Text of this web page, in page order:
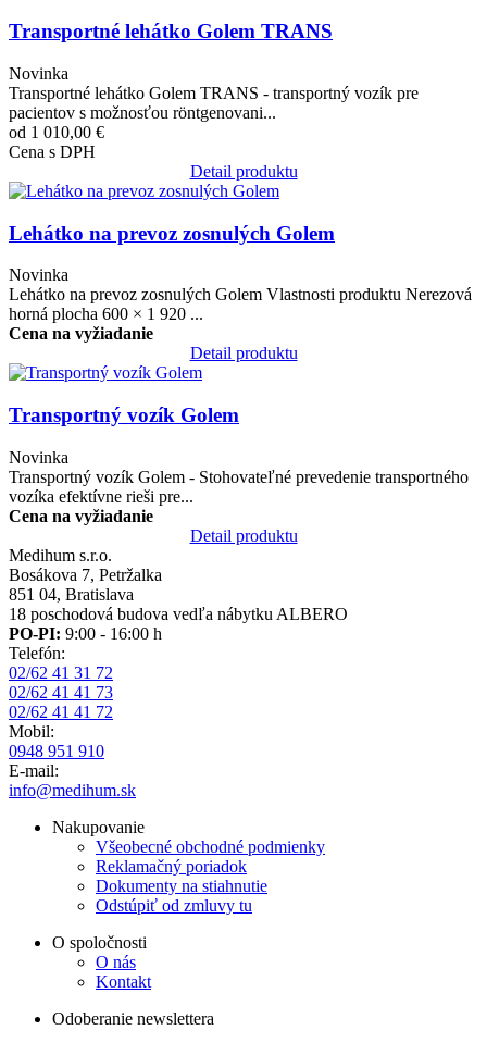
Transportné lehátko Golem TRANS
Novinka
Transportné lehátko Golem TRANS - transportný vozík pre
pacientov s možnosťou röntgenovani...
od 1 010,00 €
Cena s DPH
Detail produktu
Obrázok
Lehátko na prevoz zosnulých Golem
Novinka
Lehátko na prevoz zosnulých Golem Vlastnosti produktu Nerezová
horná plocha 600 × 1 920 ...
Cena na vyžiadanie
Detail produktu
Obrázok
Transportný vozík Golem
Novinka
Transportný vozík Golem - Stohovateľné prevedenie transportného
vozíka efektívne rieši pre...
Cena na vyžiadanie
Detail produktu
Medihum s.r.o.
Bosákova 7, Petržalka
851 04, Bratislava
18 poschodová budova vedľa nábytku ALBERO
PO-PI: 9:00 - 16:00 h
Telefón:
02/62 41 31 72
02/62 41 41 73
02/62 41 41 72
Mobil:
0948 951 910
E-mail:
info@medihum.sk
Nakupovanie
Všeobecné obchodné podmienky
Reklamačný poriadok
Dokumenty na stiahnutie
Odstúpiť od zmluvy tu
O spoločnosti
O nás
Kontakt
Odoberanie newslettera